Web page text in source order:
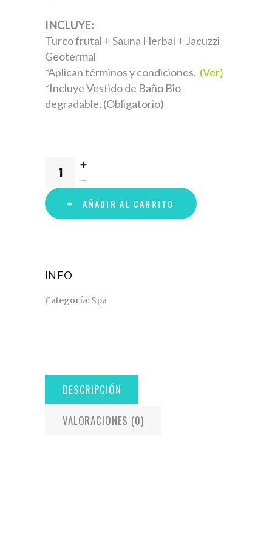
INCLUYE:
Turco frutal + Sauna Herbal + Jacuzzi
Geotermal
*Aplican términos y condiciones. (Ver)
*Incluye Vestido de Baño Bio-
degradable. (Obligatorio)
AÑADIR AL CARRITO
INFO
Categoría: Spa
DESCRIPCIÓN
VALORACIONES (0)